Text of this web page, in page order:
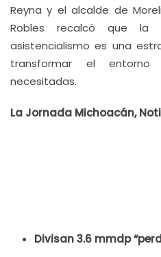
Reyna y el alcalde de
Robles recalcó que la
asistencialismo es una
transformar el
necesitadas.
La Jornada Michoacán,
Divisan 3.6 mmdp